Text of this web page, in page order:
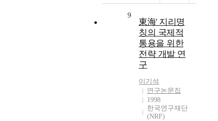
9
東海' 지리명
칭의 국제적
통용을 위한
전략 개발 연
구
이기석
연구논문집
1998
한국연구재단
(NRF)